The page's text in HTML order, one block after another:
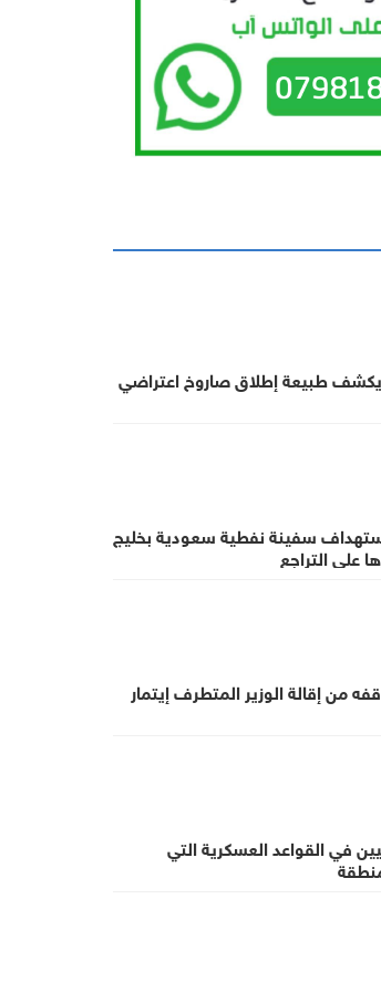
يكشف طبيعة إطلاق صاروخ اعتراضي
سفينة نفطية سعودية بخليج
على التراجع
من إقالة الوزير المتطرف إيتمار
في القواعد العسكرية التي